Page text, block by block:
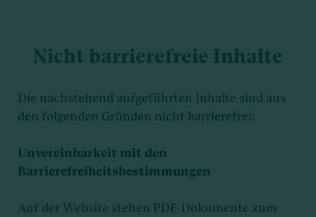
Nicht barrierefreie Inhalte
Die nachstehend aufgeführten Inhalte sind aus
den folgenden Gründen nicht barrierefrei:
Unvereinbarkeit mit den
Barrierefreiheitsbestimmungen
Auf der Website stehen PDF-Dokumente zum